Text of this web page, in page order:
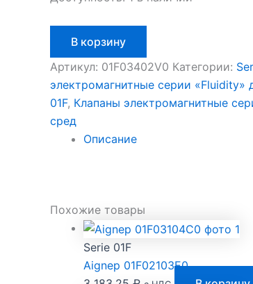
товара
Aignep
01F03402V0
В корзину
Артикул: 01F03402V0 Категории:
электромагнитные серии «Fluidity»
01F, Клапаны электромагнитные
сред
Описание
Похожие товары
Serie 01F
Aignep 01F02103E0